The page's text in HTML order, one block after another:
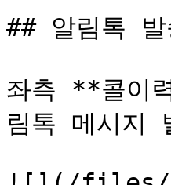
## 알림톡
좌측 **콜이
림톡 메시지